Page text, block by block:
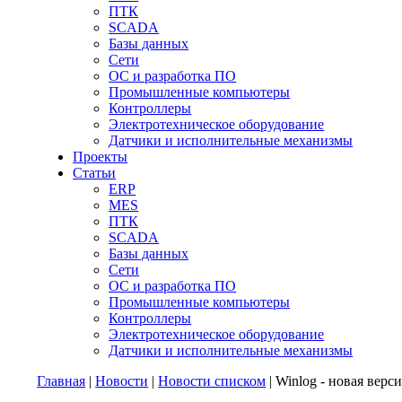
ПТК
SCADA
Базы данных
Сети
ОС и разработка ПО
Промышленные компьютеры
Контроллеры
Электротехническое оборудование
Датчики и исполнительные механизмы
Проекты
Статьи
ERP
MES
ПТК
SCADA
Базы данных
Сети
ОС и разработка ПО
Промышленные компьютеры
Контроллеры
Электротехническое оборудование
Датчики и исполнительные механизмы
Главная |Новости |Новости списком | Winlog - новая